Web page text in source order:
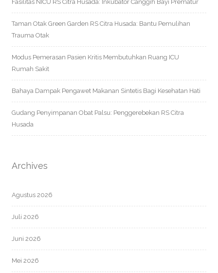
Fasilitas NICU RS Citra Husada: Inkubator Canggih Bayi Prematur
Taman Otak Green Garden RS Citra Husada: Bantu Pemulihan
Trauma Otak
Modus Pemerasan Pasien Kritis Membutuhkan Ruang ICU
Rumah Sakit
Bahaya Dampak Pengawet Makanan Sintetis Bagi Kesehatan Hati
Gudang Penyimpanan Obat Palsu: Penggerebekan RS Citra
Husada
Archives
Agustus 2026
Juli 2026
Juni 2026
Mei 2026